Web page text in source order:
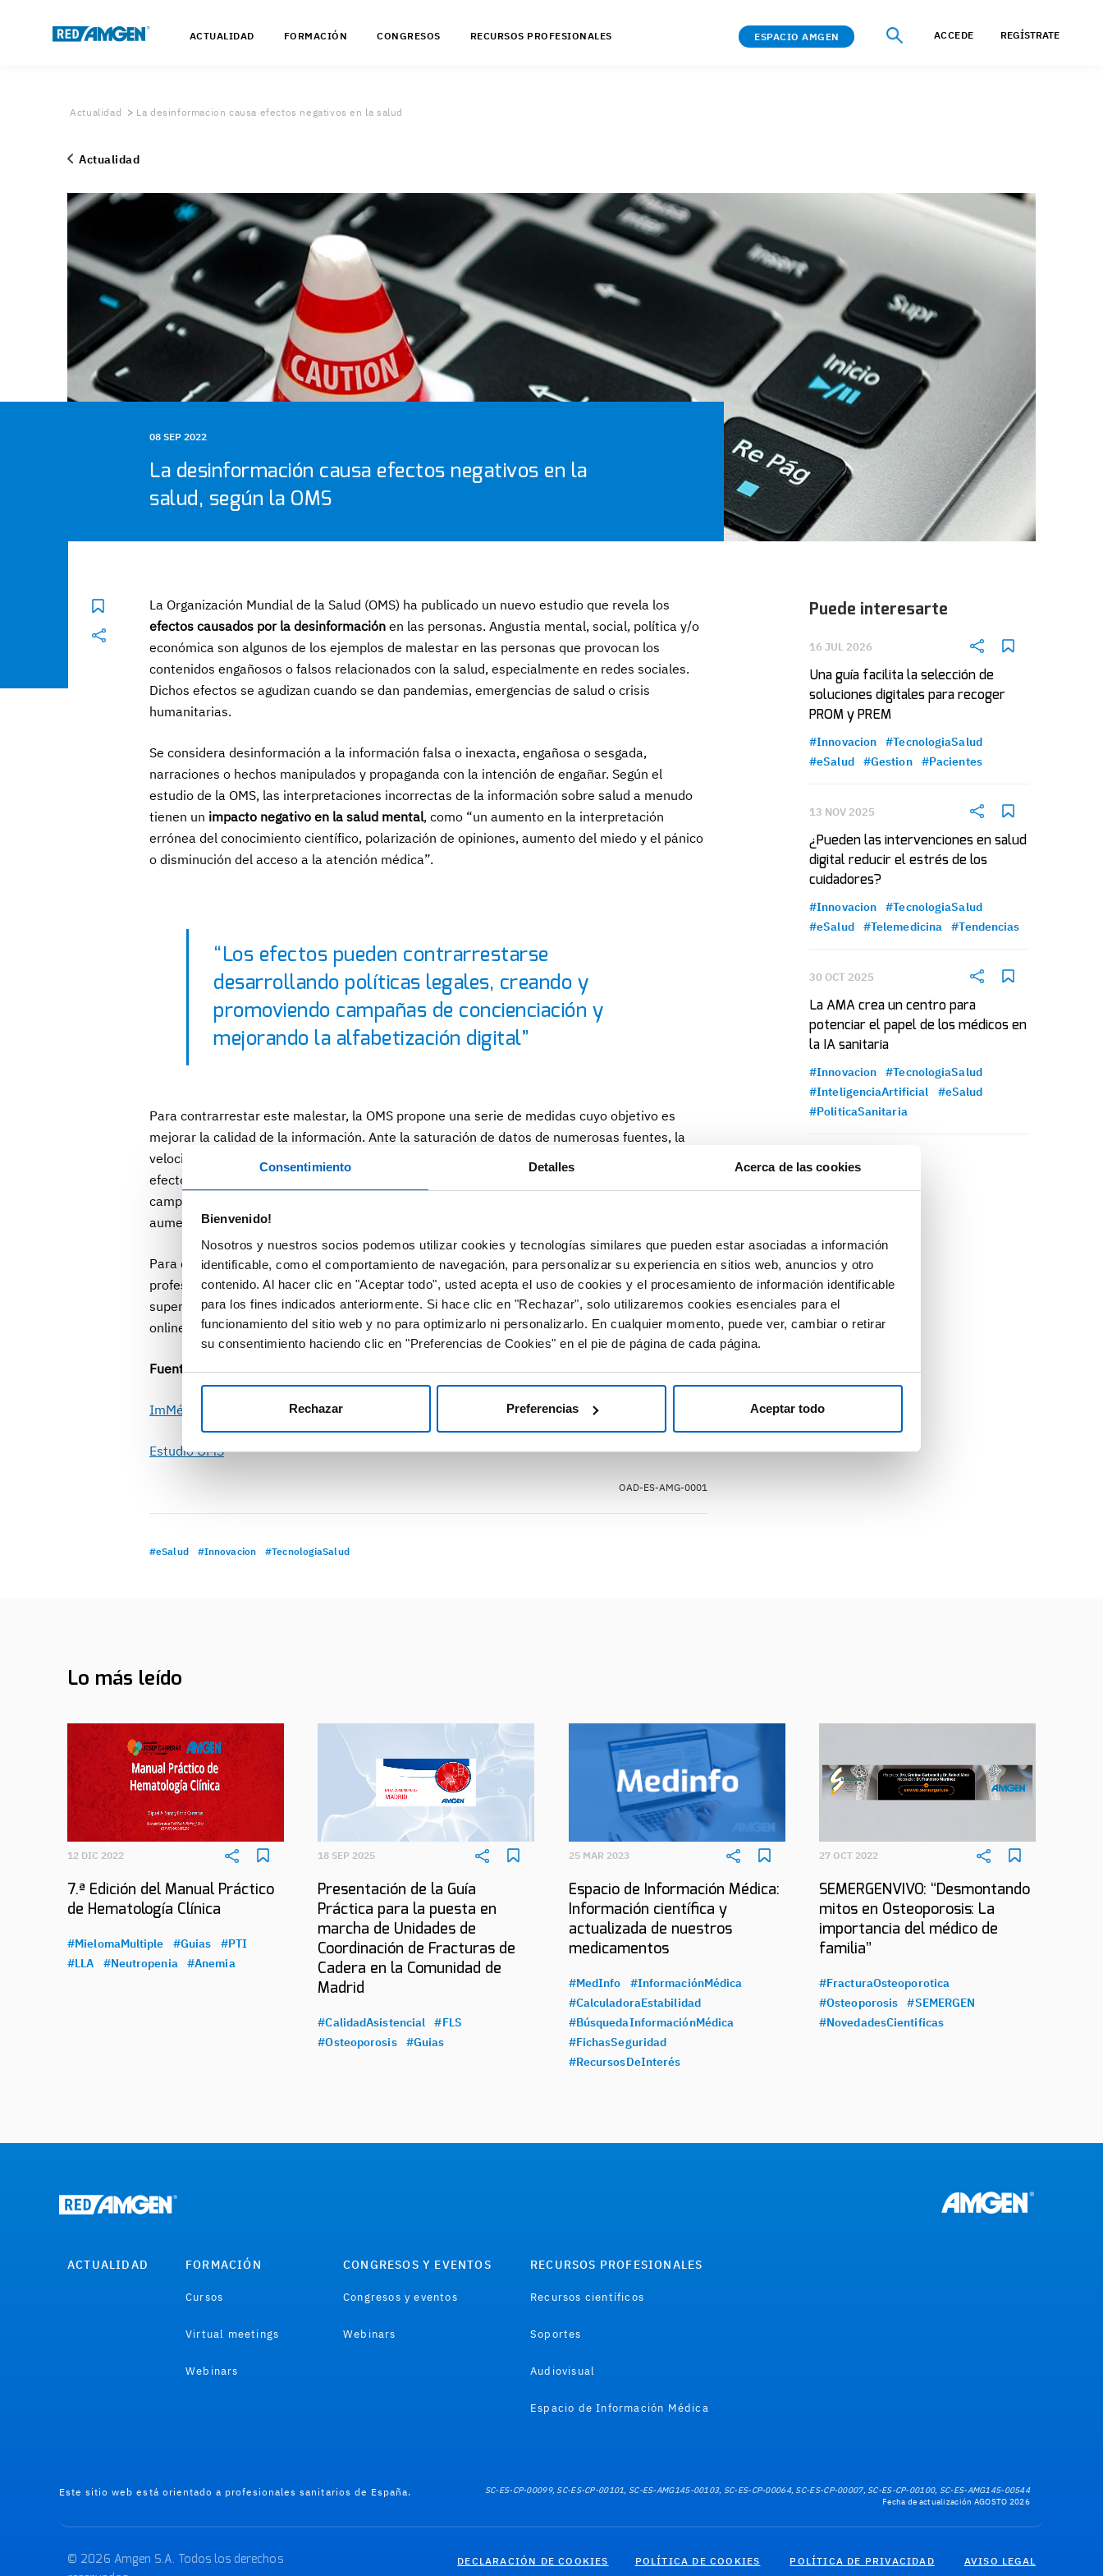
Consentimiento Detalles Acerca de las cookies
Bienvenido!
Nosotros y nuestros socios podemos utilizar cookies y tecnologías similares que pueden estar asociadas a información
identificable, como el comportamiento de navegación, para personalizar su experiencia en sitios web, anuncios y otro
contenido. Al hacer clic en "Aceptar todo", usted acepta el uso de cookies y el procesamiento de información identificable
para los fines indicados anteriormente. Si hace clic en "Rechazar", solo utilizaremos cookies esenciales para el
funcionamiento del sitio web y no para optimizarlo ni personalizarlo. En cualquier momento, puede ver, cambiar o retirar
su consentimiento haciendo clic en "Preferencias de Cookies" en el pie de página de cada página.
Rechazar Preferencias Aceptar todo
ACTUALIDAD FORMACIÓN CONGRESOS RECURSOS PROFESIONALES ESPACIO AMGEN ACCEDE REGÍSTRATE
Actualidad La desinformacion causa efectos negativos en la salud
Actualidad
08 SEP 2022
La desinformación causa efectos negativos en la
salud, según la OMS
La Organización Mundial de la Salud (OMS) ha publicado un nuevo estudio que revela los
efectos causados por la desinformación en las personas. Angustia mental, social, política y/o
económica son algunos de los ejemplos de malestar en las personas que provocan los
contenidos engañosos o falsos relacionados con la salud, especialmente en redes sociales.
Dichos efectos se agudizan cuando se dan pandemias, emergencias de salud o crisis
humanitarias.
Se considera desinformación a la información falsa o inexacta, engañosa o sesgada,
narraciones o hechos manipulados y propaganda con la intención de engañar. Según el
estudio de la OMS, las interpretaciones incorrectas de la información sobre salud a menudo
tienen un impacto negativo en la salud mental, como “un aumento en la interpretación
errónea del conocimiento científico, polarización de opiniones, aumento del miedo y el pánico
o disminución del acceso a la atención médica”.
“Los efectos pueden contrarrestarse
desarrollando políticas legales, creando y
promoviendo campañas de concienciación y
mejorando la alfabetización digital”
Para contrarrestar este malestar, la OMS propone una serie de medidas cuyo objetivo es
mejorar la calidad de la información. Ante la saturación de datos de numerosas fuentes, la
velocidad de difusión y el gran volumen de información, los autores confían en que “los
efectos pueden contrarrestarse desarrollando políticas legales, creando y promoviendo
campañas de concienciación, mejorando el contenido con la salud en los medios masivos y
aumentando la alfabetización digital y de la salud de las personas”.
Para ello, reclaman un compromiso a gobiernos, autoridades, investigadores y los
profesionales sanitarios: “la promoción y difusión de información confiable es crucial para
superar la información de salud falsa o engañosa que se difunde por redes sociales o vía
online”.
Fuentes
ImMédico
Estudio OMS
OAD-ES-AMG-0001
#eSalud #Innovacion #TecnologiaSalud
Puede interesarte
16 JUL 2026
Una guía facilita la selección de
soluciones digitales para recoger
PROM y PREM
#Innovacion
#TecnologiaSalud
#eSalud
#Gestion #Pacientes
13 NOV 2025
¿Pueden las intervenciones en salud
digital reducir el estrés de los
cuidadores?
#Innovacion
#TecnologiaSalud
#eSalud
#Telemedicina #Tendencias
30 OCT 2025
La AMA crea un centro para
potenciar el papel de los médicos en
la IA sanitaria
#Innovacion
#TecnologiaSalud
#InteligenciaArtificial
#eSalud
#PoliticaSanitaria
Lo más leído
12 DIC 2022
7.ª Edición del Manual Práctico
de Hematología Clínica
#MielomaMultiple #Guias
#PTI
#LLA
#Neutropenia #Anemia
18 SEP 2025
Presentación de la Guía
Práctica para la puesta en
marcha de Unidades de
Coordinación de Fracturas de
Cadera en la Comunidad de
Madrid
#CalidadAsistencial
#FLS
#Osteoporosis
#Guias
25 MAR 2023
Espacio de Información Médica:
Información científica y
actualizada de nuestros
medicamentos
#MedInfo
#InformaciónMédica
#CalculadoraEstabilidad
#BúsquedaInformaciónMédica
#FichasSeguridad
#RecursosDeInterés
27 OCT 2022
SEMERGENVIVO: “Desmontando
mitos en Osteoporosis: La
importancia del médico de
familia”
#FracturaOsteoporotica
#Osteoporosis
#SEMERGEN
#NovedadesCientificas
ACTUALIDAD FORMACIÓN
Cursos
Virtual meetings
Webinars
CONGRESOS Y EVENTOS
Congresos y eventos
Webinars
RECURSOS PROFESIONALES
Recursos científicos
Soportes
Audiovisual
Espacio de Información Médica
© 2026 Amgen S.A. Todos los derechos
DECLARACIÓN DE COOKIES POLÍTICA DE COOKIES POLÍTICA DE PRIVACIDAD AVISO LEGAL
Este sitio web está orientado a profesionales sanitarios de España.
SC-ES-CP-00099, SC-ES-CP-00101, SC-ES-AMG145-00103, SC-ES-CP-00064, SC-ES-CP-00007, SC-ES-CP-00100, SC-ES-AMG145-00544
Fecha de actualización AGOSTO 2026